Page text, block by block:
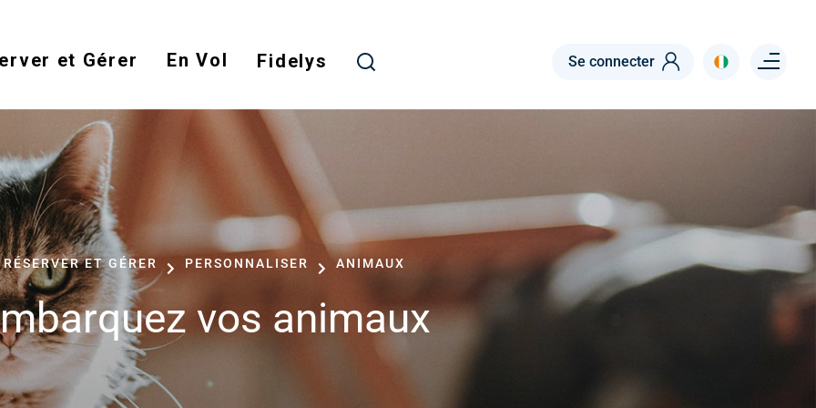
main
et Gérer En Vol Fidelys Se connecter Menu right
RÉSERVER ET GÉRER PERSONNALISER ANIMAUX
vos animaux